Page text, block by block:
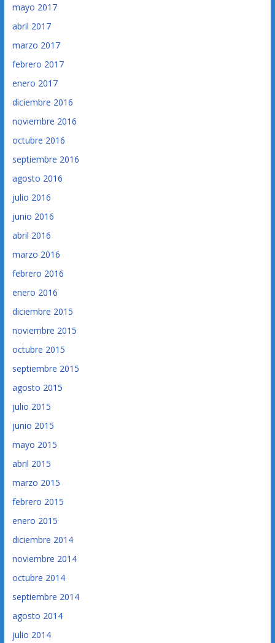
mayo 2017
abril 2017
marzo 2017
febrero 2017
enero 2017
diciembre 2016
noviembre 2016
octubre 2016
septiembre 2016
agosto 2016
julio 2016
junio 2016
abril 2016
marzo 2016
febrero 2016
enero 2016
diciembre 2015
noviembre 2015
octubre 2015
septiembre 2015
agosto 2015
julio 2015
junio 2015
mayo 2015
abril 2015
marzo 2015
febrero 2015
enero 2015
diciembre 2014
noviembre 2014
octubre 2014
septiembre 2014
agosto 2014
julio 2014